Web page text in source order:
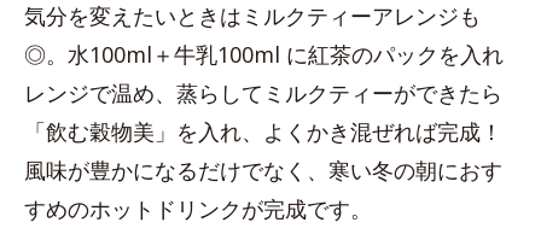
気分を変えたいときはミルクティーアレンジも
◎。水100ml＋牛乳100ml に紅茶のパックを入れ
レンジで温め、蒸らしてミルクティーができたら
「飲む穀物美」を入れ、よくかき混ぜれば完成！
風味が豊かになるだけでなく、寒い冬の朝におす
すめのホットドリンクが完成です。